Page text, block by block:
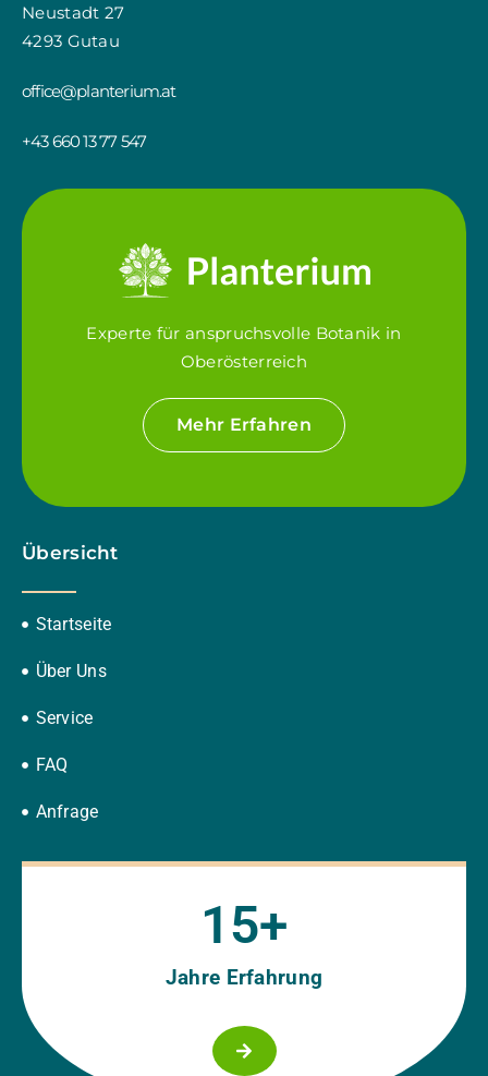
Neustadt 27
4293 Gutau
office@planterium.at
+43 660 13 77 547
Experte für anspruchsvolle Botanik in
Oberösterreich
Mehr Erfahren
Übersicht
Startseite
Über Uns
Service
FAQ
Anfrage
Jahre Erfahrung
15+